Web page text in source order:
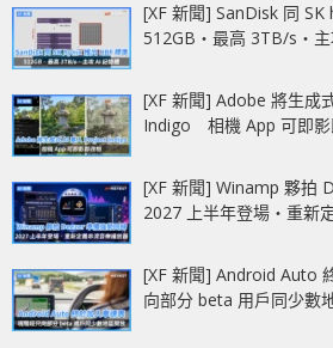
[XF 新聞] SanDisk 同
512GB‧最高 3TB/s‧主
[XF 新聞] Adobe 將生成
Indigo 相機 App 可即影
[XF 新聞] Winamp 夥拍
2027 上半年登場‧重新
[XF 新聞] Android Auto
向部分 beta 用戶同少數